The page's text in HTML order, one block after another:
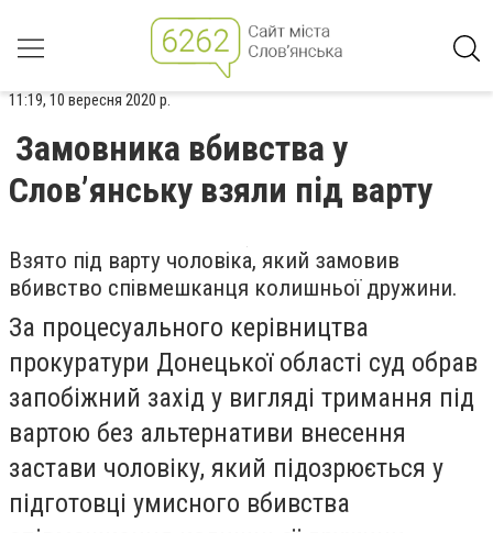
11:19, 10 вересня 2020 р.
Замовника вбивства у
Слов’янську взяли під варту
Взято під варту чоловіка, який замовив
вбивство співмешканця колишньої дружини.
За процесуального керівництва
прокуратури Донецької області суд обрав
запобіжний захід у вигляді тримання під
вартою без альтернативи внесення
застави чоловіку, який підозрюється у
підготовці умисного вбивства